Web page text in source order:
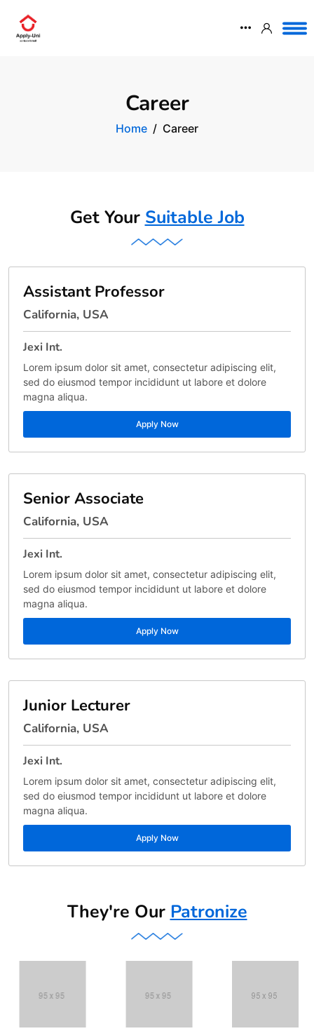
Career
Home Career
Get Your Suitable Job
Assistant Professor
California, USA
Jexi Int.
Lorem ipsum dolor sit amet, consectetur adipiscing elit,
sed do eiusmod tempor incididunt ut labore et dolore
magna aliqua.
Apply Now
Senior Associate
California, USA
Jexi Int.
Lorem ipsum dolor sit amet, consectetur adipiscing elit,
sed do eiusmod tempor incididunt ut labore et dolore
magna aliqua.
Apply Now
Junior Lecturer
California, USA
Jexi Int.
Lorem ipsum dolor sit amet, consectetur adipiscing elit,
sed do eiusmod tempor incididunt ut labore et dolore
magna aliqua.
Apply Now
They're Our Patronize